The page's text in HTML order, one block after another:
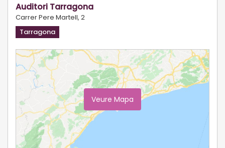
Auditori Tarragona
Carrer Pere Martell, 2
Tarragona
Veure Mapa